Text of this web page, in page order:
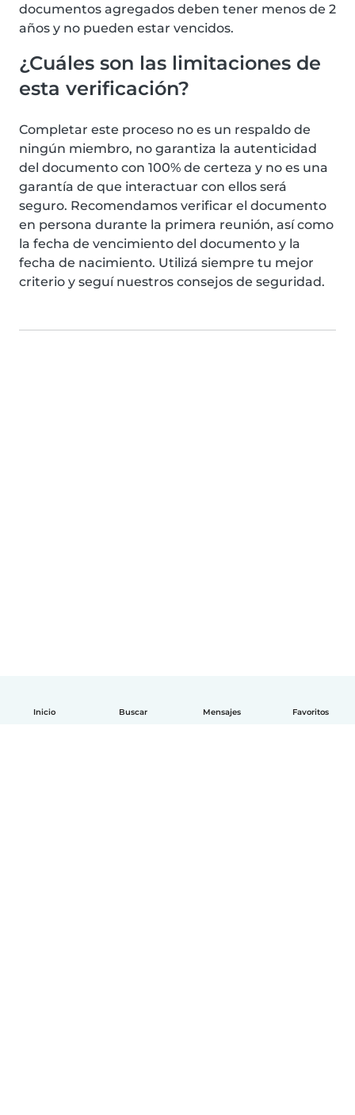
Inicio Buscar Mensajes Favoritos
documentos agregados deben tener menos de 2
años y no pueden estar vencidos.
¿Cuáles son las limitaciones de
esta verificación?
Completar este proceso no es un respaldo de
ningún miembro, no garantiza la autenticidad
del documento con 100% de certeza y no es una
garantía de que interactuar con ellos será
seguro. Recomendamos verificar el documento
en persona durante la primera reunión, así como
la fecha de vencimiento del documento y la
fecha de nacimiento. Utilizá siempre tu mejor
criterio y seguí nuestros consejos de seguridad.